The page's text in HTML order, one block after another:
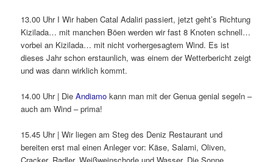
13.00 Uhr I Wir haben Catal Adaliri passiert, jetzt geht’s Richtung
Kizilada… mit manchen Böen werden wir fast 8 Knoten schnell…
vorbei an Kizilada… mit nicht vorhergesagtem Wind. Es ist
dieses Jahr schon erstaunlich, was einem der Wetterbericht zeigt
und was dann wirklich kommt.
14.00 Uhr | DieAndiamo kann man mit der Genua genial segeln –
auch am Wind – prima!
15.45 Uhr | Wir liegen am Steg des Deniz Restaurant und
bereiten erst mal einen Anleger vor: Käse, Salami, Oliven,